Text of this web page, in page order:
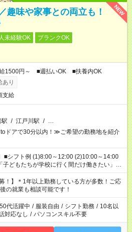
NEW
趣味や家事との両立も！
未経験OK
ブランクOK
1500円～ ■週払いOK ■扶養内OK
あり
支給
駅 / 江戸川駅 / …
ドアで30分以内！≫ご希望の勤務地を紹介
の準備がしたい」 「午前中は働いて、午後
間にしたい」 など、ご希望を教えてくださ
仕事の勤務時間。 合計で週40時間を超える
ん。
！】＊1年以上勤務している方が多数！ご応
の就業も相談可能です！
代活躍中 / 服装自由 / シフト勤務 / 10名以
対応なし / パソコンスキル不要